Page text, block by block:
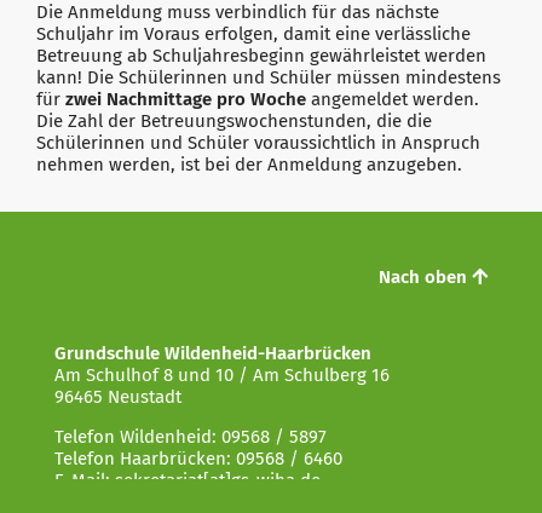
Die Anmeldung muss verbindlich für das nächste
Schuljahr im Voraus erfolgen, damit eine verlässliche
Betreuung ab Schuljahresbeginn gewährleistet werden
kann! Die Schülerinnen und Schüler müssen mindestens
für zwei Nachmittage pro Woche angemeldet werden.
Die Zahl der Betreuungswochenstunden, die die
Schülerinnen und Schüler voraussichtlich in Anspruch
nehmen werden, ist bei der Anmeldung anzugeben.
Nach oben
Grundschule Wildenheid-Haarbrücken
Am Schulhof 8 und 10 / Am Schulberg 16
96465 Neustadt
Telefon Wildenheid: 09568 / 5897
Telefon Haarbrücken: 09568 / 6460
E-Mail: sekretariat[at]gs-wiha.de